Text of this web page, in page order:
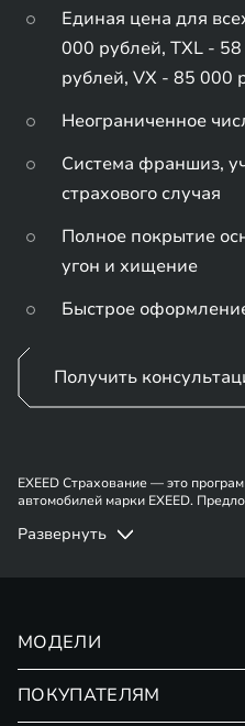
Единая цена для
000 рублей, TXL -
рублей, VX - 85 000
Неограниченное
Система франшиз,
страхового случая
Полное покрытие
угон и хищение
Быстрое
Получить
EXEED Страхование — это
автомобилей марки EXEED.
продаж.
Развернуть
МОДЕЛИ
ПОКУПАТЕЛЯМ